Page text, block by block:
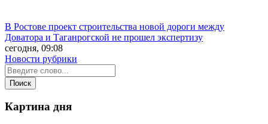
В Ростове проект строительства новой дороги между
Доватора и Таганрогской не прошел экспертизу
сегодня, 09:08
Новости рубрики
Картина дня